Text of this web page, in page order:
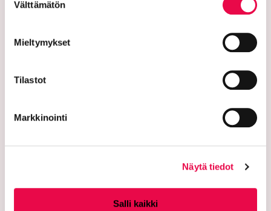
valinta
Välttämätön
Mieltymykset
Tilastot
Markkinointi
Näytä tiedot
Salli kaikki
Sähköpostiosoitteet: